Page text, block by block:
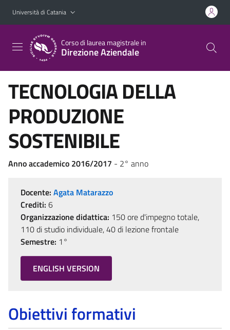
Vai al contenuto principale
Vai al menu di navigazione
Università di Catania
Corso di laurea magistrale in
Direzione Aziendale
TECNOLOGIA DELLA
PRODUZIONE
SOSTENIBILE
Anno accademico 2016/2017 - 2° anno
Docente: Agata Matarazzo
Crediti: 6
Organizzazione didattica: 150 ore d'impegno totale,
110 di studio individuale, 40 di lezione frontale
Semestre: 1°
ENGLISH VERSION
Obiettivi formativi